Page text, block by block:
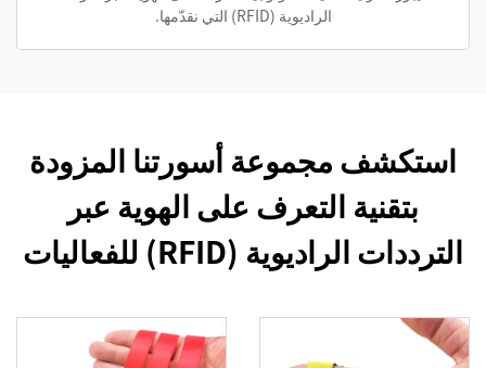
الراديوية (RFID) التي نقدّمها.
استكشف مجموعة أسورتنا المزودة
بتقنية التعرف على الهوية عبر
الترددات الراديوية (RFID) للفعاليات